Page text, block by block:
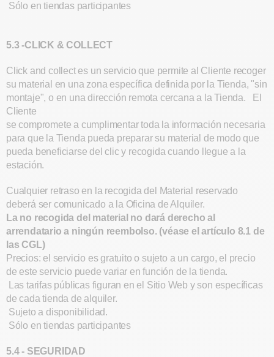
Sólo en tiendas participantes
5.3 -CLICK & COLLECT
Click and collect es un servicio que permite al Cliente recoger
su material en una zona específica definida por la Tienda, "sin
montaje", o en una dirección remota cercana a la Tienda. El
Cliente
se compromete a cumplimentar toda la información necesaria
para que la Tienda pueda preparar su material de modo que
pueda beneficiarse del clic y recogida cuando llegue a la
estación.
Cualquier retraso en la recogida del Material reservado
deberá ser comunicado a la Oficina de Alquiler.
La no recogida del material no dará derecho al
arrendatario a ningún reembolso. (véase el artículo 8.1 de
las CGL)
Precios: el servicio es gratuito o sujeto a un cargo, el precio
de este servicio puede variar en función de la tienda.
Las tarifas públicas figuran en el Sitio Web y son específicas
de cada tienda de alquiler.
Sujeto a disponibilidad.
Sólo en tiendas participantes
5.4 - SEGURIDAD